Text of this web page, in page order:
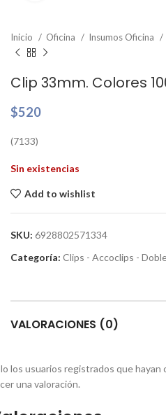
Inicio Oficina Insumos Oficina
Clip 33mm. Colores
$520
(7133)
Sin existencias
Add to wishlist
SKU: 6928802571334
Categoría: Clips - Accoclips -
VALORACIONES (0)
los usuarios registrados que
una valoración.